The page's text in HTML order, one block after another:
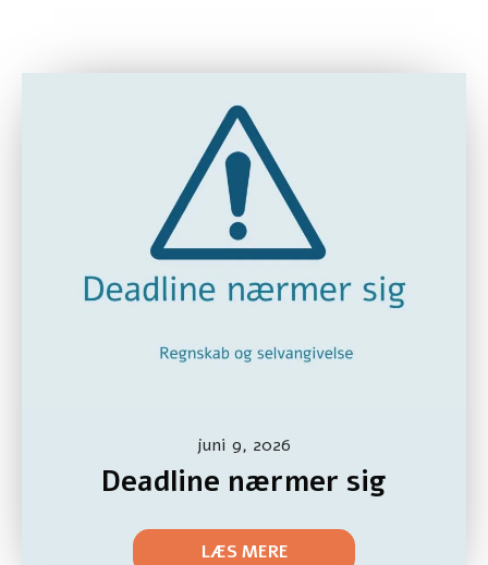
juni 9, 2026
Deadline nærmer sig
LÆS MERE